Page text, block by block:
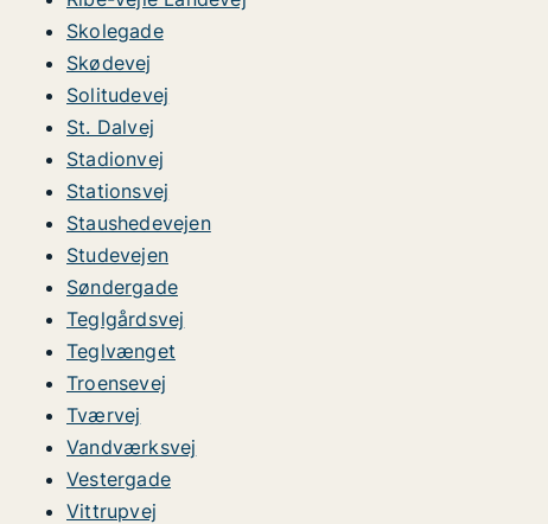
Skolegade
Skødevej
Solitudevej
St. Dalvej
Stadionvej
Stationsvej
Staushedevejen
Studevejen
Søndergade
Teglgårdsvej
Teglvænget
Troensevej
Tværvej
Vandværksvej
Vestergade
Vittrupvej